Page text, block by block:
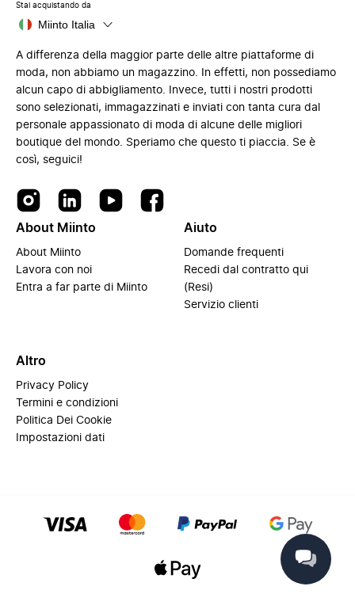
Stai acquistando da
Miinto Italia
A differenza della maggior parte delle altre piattaforme di
moda, non abbiamo un magazzino. In effetti, non possediamo
alcun capo di abbigliamento. Invece, tutti i nostri prodotti
sono selezionati, immagazzinati e inviati con tanta cura dal
personale appassionato di moda di alcune delle migliori
boutique del mondo. Speriamo che questo ti piaccia. Se è
così, seguici!
About Miinto
About Miinto
Lavora con noi
Entra a far parte di Miinto
Aiuto
Domande frequenti
Recedi dal contratto qui
(Resi)
Servizio clienti
Altro
Privacy Policy
Termini e condizioni
Politica Dei Cookie
Impostazioni dati